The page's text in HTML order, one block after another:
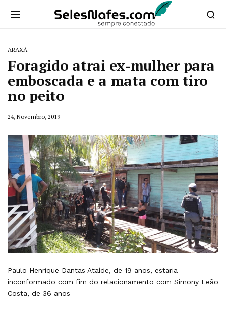
ARAXÁ
Foragido atrai ex-mulher para
emboscada e a mata com tiro
no peito
24, Novembro, 2019
Paulo Henrique Dantas Ataíde, de 19 anos, estaria
inconformado com fim do relacionamento com Simony Leão
Costa, de 36 anos